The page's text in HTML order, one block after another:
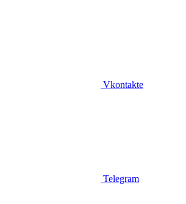
Vkontakte
Telegram